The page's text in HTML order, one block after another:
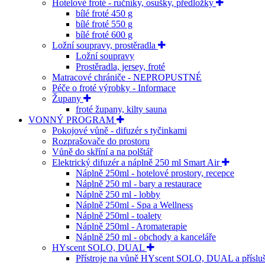
Hotelové froté - ručníky, osušky, předložky
bílé froté 450 g
bílé froté 550 g
bílé froté 600 g
Ložní soupravy, prostěradla
Ložní soupravy
Prostěradla, jersey, froté
Matracové chrániče - NEPROPUSTNÉ
Péče o froté výrobky - Informace
Župany
froté župany, kilty sauna
VONNÝ PROGRAM
Pokojové vůně - difuzér s tyčinkami
Rozprašovače do prostoru
Vůně do skříní a na polštář
Elektrický difuzér a náplně 250 ml Smart Air
Náplně 250ml - hotelové prostory, recepce
Náplně 250 ml - bary a restaurace
Náplně 250 ml - lobby
Náplně 250ml - Spa a Wellness
Náplně 250ml - toalety
Náplně 250ml - Aromaterapie
Náplně 250 ml - obchody a kanceláře
HYscent SOLO, DUAL
Přístroje na vůně HYscent SOLO, DUAL a